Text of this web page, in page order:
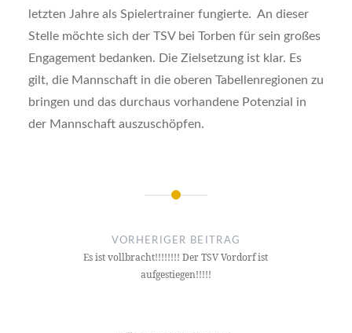
letzten Jahre als Spielertrainer fungierte. An dieser
Stelle möchte sich der TSV bei Torben für sein großes
Engagement bedanken. Die Zielsetzung ist klar. Es
gilt, die Mannschaft in die oberen Tabellenregionen zu
bringen und das durchaus vorhandene Potenzial in
der Mannschaft auszuschöpfen.
Beitragsnavigation
VORHERIGER BEITRAG
Es ist vollbracht!!!!!!!! Der TSV Vordorf ist
aufgestiegen!!!!!